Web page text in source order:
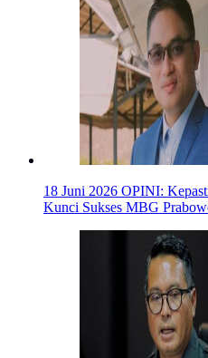
18 Juni 2026 OPINI:
Kunci Sukses MBG